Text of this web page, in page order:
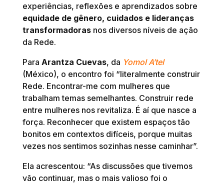
experiências, reflexões e aprendizados sobre
equidade de gênero, cuidados e lideranças
transformadorasnos diversos níveis de ação
da Rede.
Para Arantza Cuevas, da Yomol A’tel
(México), o encontro foi “literalmente construir
Rede. Encontrar-me com mulheres que
trabalham temas semelhantes. Construir rede
entre mulheres nos revitaliza. É aí que nasce a
força. Reconhecer que existem espaços tão
bonitos em contextos difíceis, porque muitas
vezes nos sentimos sozinhas nesse caminhar”.
Ela acrescentou: “As discussões que tivemos
vão continuar, mas o mais valioso foi o